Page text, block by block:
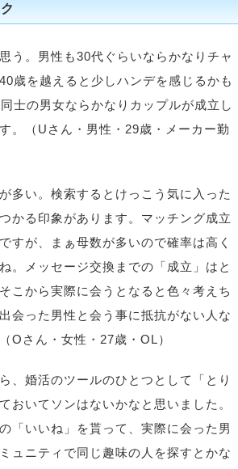
う。男性も30代ぐらいならかなりチャ
歳を越えると少しハンデを感じるかも
士の男女ならかなりカップルが成立し
。（Uさん・男性・29歳・メーカー勤
多い。検索するとけっこう気に入った
かる印象があります。マッチング成立
すが、まぁ母数が多いので確率は高く
。メッセージ交換までの「成立」はと
こから実際に会うとなると色々考えち
会った男性と会う事に抵抗がない人な
Oさん・女性・27歳・OL）
、婚活のツールのひとつとして「とり
おいてソンはないかなと思いました。
「いいね」を貰って、実際に会った男
ュニティで同じ趣味の人を探すとかな